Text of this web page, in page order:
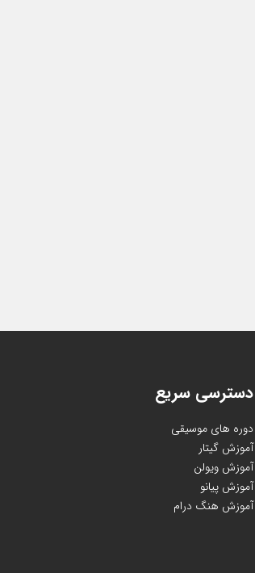
دسترسی سریع
دوره های موسیقی
آموزش گیتار
آموزش ویولن
آموزش پیانو
آموزش هنگ درام